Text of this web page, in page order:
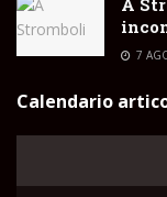
7
Calendario